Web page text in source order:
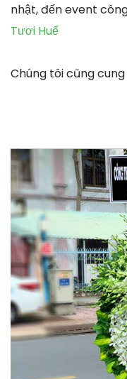
nhật, đến event
Tươi Huế
Chúng tôi cũng